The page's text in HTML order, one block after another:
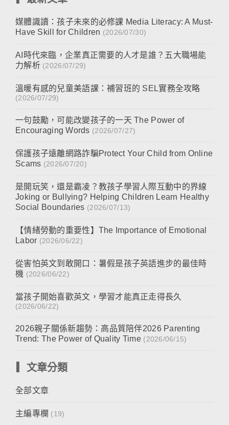
媒體識讀：孩子未來的必修課 Media Literacy: A Must-
Have Skill for Children (2026/07/30)
AI時代來臨，企業真正需要的人才是誰？五大職場能
力解析(2026/07/29)
溫暖有感的兒童美語課：補習班的 SEL實務全攻略
(2026/07/29)
一句鼓勵，可能改變孩子的一天 The Power of
Encouraging Words (2026/07/27)
保護孩子遠離網路詐騙Protect Your Child from Online
Scams (2026/07/20)
是開玩笑，還是霸凌？教孩子學習人際互動中的界線
Joking or Bullying? Helping Children Learn Healthy
Social Boundaries (2026/07/13)
【情緒勞動的重要性】The Importance of Emotional
Labor (2026/06/22)
從害怕英文到敢開口：暑假是孩子英語進步的最佳時
機 (2026/06/22)
當孩子開始喜歡英文，學習才能真正走得長久
(2026/06/22)
2026親子關係新趨勢：高品質陪伴2026 Parenting
Trend: The Power of Quality Time(2026/06/15)
▎文章分類
全部文章
主編專欄 (19)